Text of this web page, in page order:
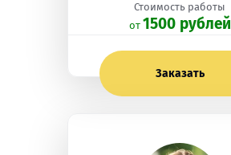
Стоимость работы
oт 1500 рублей
Заказать